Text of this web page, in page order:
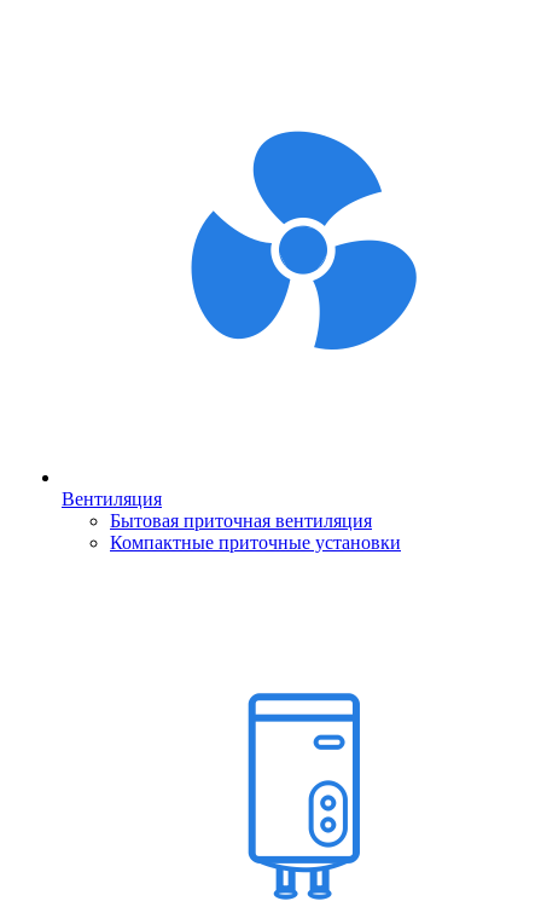
Вентиляция
Бытовая приточная вентиляция
Компактные приточные установки